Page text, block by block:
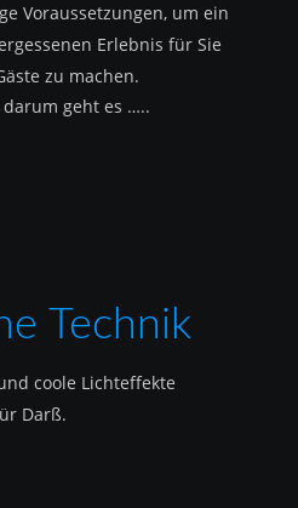
Voraussetzungen, um ein
Erlebnis für Sie
zu machen.
geht es …..
Technik
coole Lichteffekte
Darß.